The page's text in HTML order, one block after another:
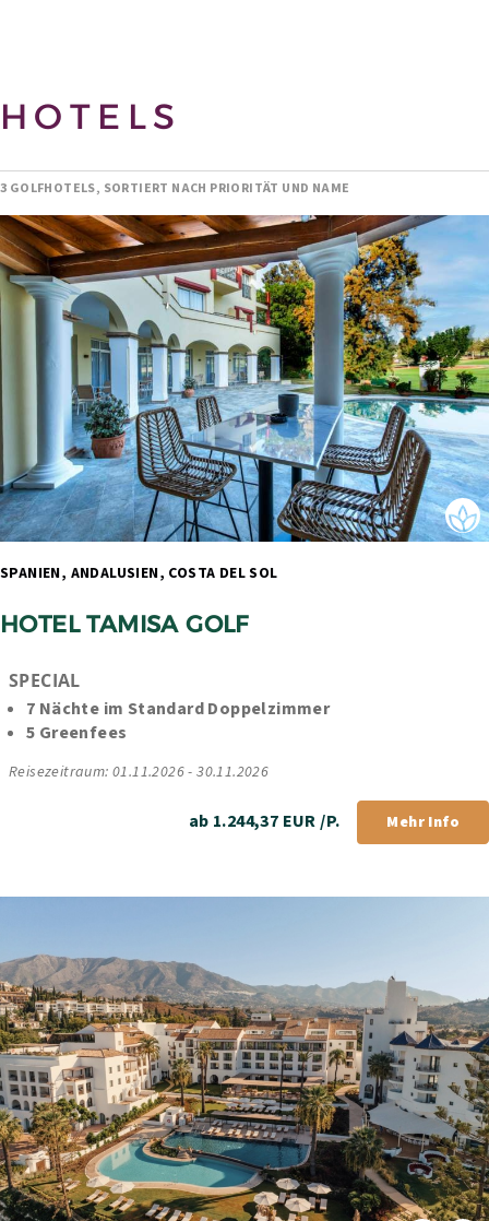
HOTELS
3 GOLFHOTELS, SORTIERT NACH PRIORITÄT UND NAME
HOTEL TAMISA GOLF
SPECIAL
7 Nächte im Standard Doppelzimmer
5 Greenfees
Reisezeitraum: 01.11.2026 - 30.11.2026
ab 1.244,37 EUR /P. Mehr Info